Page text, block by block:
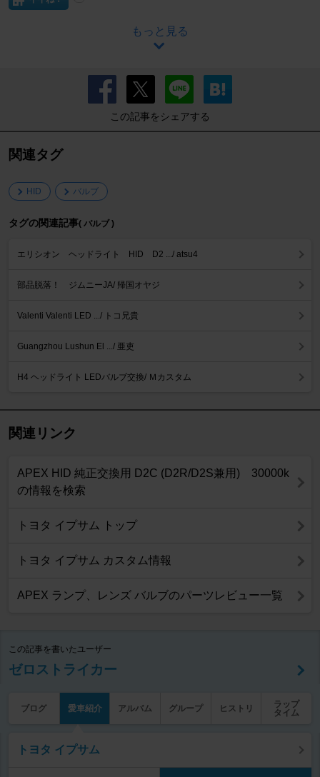
もっと見る
この記事をシェアする
関連タグ
HID バルブ
タグの関連記事( バルブ )
エリシオン ヘッドライト HID D2 .../ atsu4
部品脱落！ ジムニーJA/ 帰国オヤジ
Valenti Valenti LED .../ トコ兄貴
Guangzhou Lushun El .../ 亜吏
H4 ヘッドライト LEDバルブ交換/ Ｍカスタム
関連リンク
APEX HID 純正交換用 D2C (D2R/D2S兼用) 30000k
の情報を検索
トヨタ イプサム トップ
トヨタ イプサム カスタム情報
APEX ランプ、レンズ バルブのパーツレビュー一覧
この記事を書いたユーザー
ゼロストライカー
ブログ 愛車紹介 アルバム グループ ヒストリ
ラップ
タイム
トヨタ イプサム